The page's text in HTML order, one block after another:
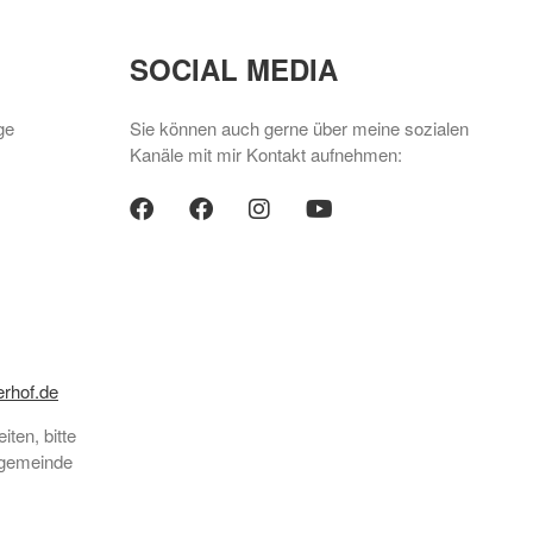
bitte
SOCIAL MEDIA
Sie können auch gerne über meine sozialen
Kanäle mit mir Kontakt aufnehmen:
facebook
facebook
instagram